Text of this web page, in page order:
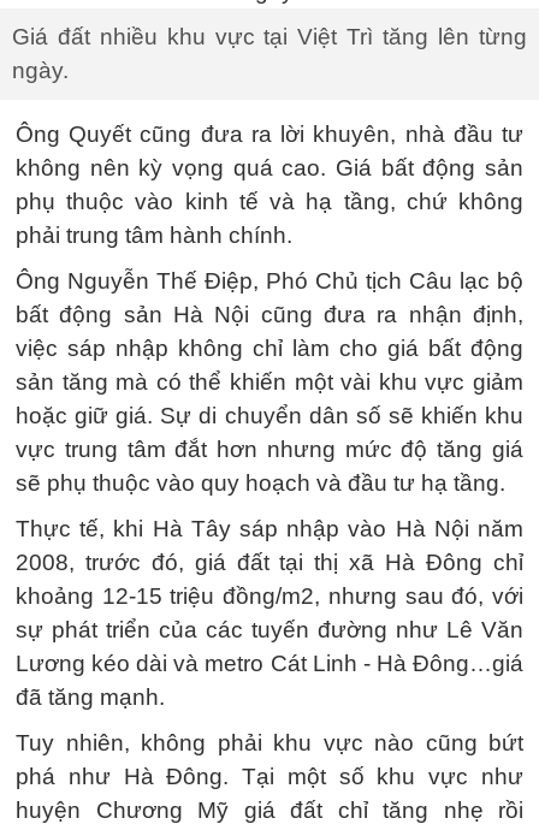
Giá đất nhiều khu vực tại Việt Trì tăng lên từng
ngày.
Ông Quyết cũng đưa ra lời khuyên, nhà đầu tư
không nên kỳ vọng quá cao. Giá bất động sản
phụ thuộc vào kinh tế và hạ tầng, chứ không
phải trung tâm hành chính.
Ông Nguyễn Thế Điệp, Phó Chủ tịch Câu lạc bộ
bất động sản Hà Nội cũng đưa ra nhận định,
việc sáp nhập không chỉ làm cho giá bất động
sản tăng mà có thể khiến một vài khu vực giảm
hoặc giữ giá. Sự di chuyển dân số sẽ khiến khu
vực trung tâm đắt hơn nhưng mức độ tăng giá
sẽ phụ thuộc vào quy hoạch và đầu tư hạ tầng.
Thực tế, khi Hà Tây sáp nhập vào Hà Nội năm
2008, trước đó, giá đất tại thị xã Hà Đông chỉ
khoảng 12-15 triệu đồng/m2, nhưng sau đó, với
sự phát triển của các tuyến đường như Lê Văn
Lương kéo dài và metro Cát Linh - Hà Đông…giá
đã tăng mạnh.
Tuy nhiên, không phải khu vực nào cũng bứt
phá như Hà Đông. Tại một số khu vực như
huyện Chương Mỹ giá đất chỉ tăng nhẹ rồi